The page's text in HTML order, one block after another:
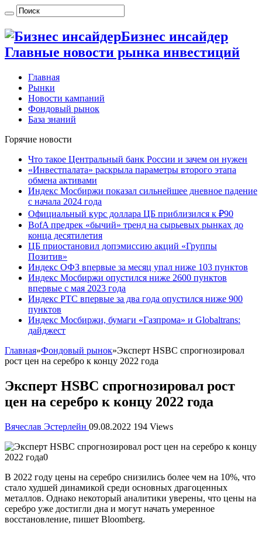
Бизнес инсайдер
Главные новости рынка инвестиций
Главная
Рынки
Новости кампаний
Фондовый рынок
База знаний
Горячие новости
Что такое Центральный банк России и зачем он нужен
«Инвестпалата» раскрыла параметры второго этапа
обмена активами
Индекс Мосбиржи показал сильнейшее дневное падение
с начала 2024 года
Официальный курс доллара ЦБ приблизился к ₽90
BofA предрек «бычий» тренд на сырьевых рынках до
конца десятилетия
ЦБ приостановил допэмиссию акций «Группы
Позитив»
Индекс ОФЗ впервые за месяц упал ниже 103 пунктов
Индекс Мосбиржи опустился ниже 2600 пунктов
впервые с мая 2023 года
Индекс РТС впервые за два года опустился ниже 900
пунктов
Индекс Мосбиржи, бумаги «Газпрома» и Globaltrans:
дайджест
Главная»Фондовый рынок»Эксперт HSBC спрогнозировал
рост цен на серебро к концу 2022 года
Эксперт HSBC спрогнозировал рост
цен на серебро к концу 2022 года
Вячеслав Эстерлейн 09.08.2022 194 Views
В 2022 году цены на серебро снизились более чем на 10%, что
стало худшей динамикой среди основных драгоценных
металлов. Однако некоторый аналитики уверены, что цены на
серебро уже достигли дна и могут начать умеренное
восстановление, пишет Bloomberg.